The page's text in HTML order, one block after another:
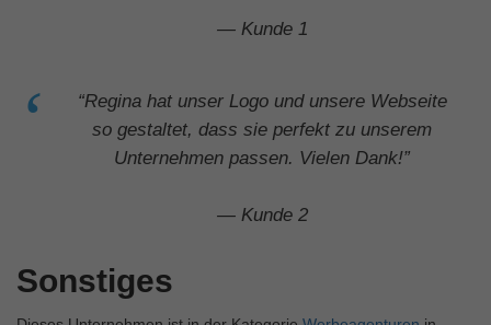
— Kunde 1
“Regina hat unser Logo und unsere Webseite
so gestaltet, dass sie perfekt zu unserem
Unternehmen passen. Vielen Dank!”
— Kunde 2
Sonstiges